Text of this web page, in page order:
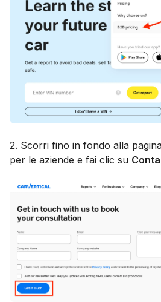
2. Scorri fino in fondo alla
per le aziende e fai clic su